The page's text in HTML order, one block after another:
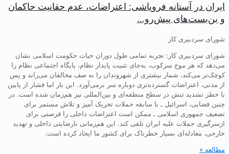
ایران در آستانه فروپاشی: اعتراضات، عدم حقانیت حاکمان
و بن‌بست‌های پیش‌رو…
شورای سردبیری کار
شورای سردبیری کار: تجربه تمامی طول دوران حیات حکومت اسلامی نشان
می‌دهد که هر موج سرکوب، به‌جای تثبیت پایدار نظام، پایگاه اجتماعی نظام را
کوچک‌تر می‌کند، شمار بیشتری از شهروندان را به صف مخالفان می‌راند و پس
از مدتی، اعتراضات گسترده‌تری دوباره سر برمی‌آورد. این بار اما فشار از پایین
با خطر تشدید تنش در سطح منطقه‌ای و بین‌المللی نیز هم‌زمان شده است. در
چنین فضایی، اسرائیل ـ با سابقه حملات تحریک آمیز و تلاش مستمر برای
تضعیف جمهوری اسلامی ـ ممکن است اعتراضات داخلی را فرصتی برای
ازسرگیری حملات علیه ایران تلقی کند. این هم‌زمانی نارضایتی داخلی و تهدید
خارجی، معادله‌ای بسیار خطرناک برای کشور ما ایجاد کرده است.
مطالعه »